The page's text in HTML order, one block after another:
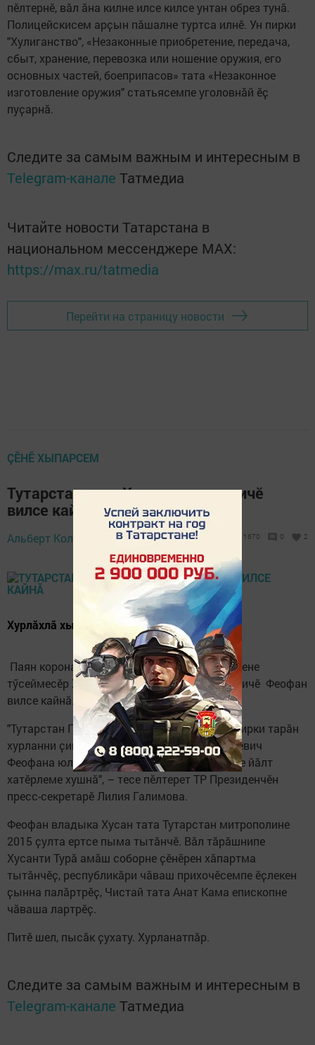
пӗлтернӗ, вӑл ӑна килне илсе килсе унтан обрез тунӑ.
Полицейскисем арҫын пӑшалне туртса илнӗ. Ун пирки
"Хулиганство", «Незаконные приобретение, передача,
сбыт, хранение, перевозка или ношение оружия, его
основных частей, боеприпасов» тата «Незаконное
изготовление оружия" статьясемпе уголовнӑй ӗҫ
пуҫарнӑ.
Следите за самым важным и интересным в
Telegram-канале Татмедиа
Читайте новости Татарстана в
национальном мессенджере MАХ:
https://max.ru/tatmedia
Перейти на страницу новости
ÇӖНӖ ХЫПАРСЕМ
Тутарстан тата Хусан митрополичӗ
вилсе кайнӑ
Альберт Кольцов,
20 November 2020 -
11:00
1670 0 2
Хурлӑхлӑ хыпар
Паян коронавирус инфекцийӗн йывӑрлӑхӗсене
тӳсеймесӗр Хусан тата Тутарстан митрополичӗ Феофан
вилсе кайнӑ.
"Тутарстан Президенчӗ митрополит вилни пирки тарӑн
хурланни ҫинчен пӗлтерет. Рустам Нургалиевич
Феофана юлашки ҫула тивӗҫлӗн ӑсатас тесе йӑлт
хатӗрлеме хушнӑ", – тесе пӗлтерет ТР Президенчӗн
пресс-секретарӗ Лилия Галимова.
Феофан владыка Хусан тата Тутарстан митрополине
2015 ҫулта ертсе пыма тытӑнчӗ. Вӑл тӑрӑшнипе
Хусанти Турӑ амӑш соборне ҫӗнӗрен хӑпартма
тытӑнчӗҫ, республикӑри чӑваш прихочӗсемпе ӗҫлекен
ҫынна палӑртрӗҫ, Чистай тата Анат Кама епископне
чӑваша лартрӗҫ.
Питӗ шел, пысӑк ҫухату. Хурланатпӑр.
Следите за самым важным и интересным в
Telegram-канале Татмедиа